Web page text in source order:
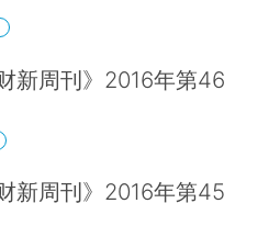
新周刊》2016年第46
新周刊》2016年第45